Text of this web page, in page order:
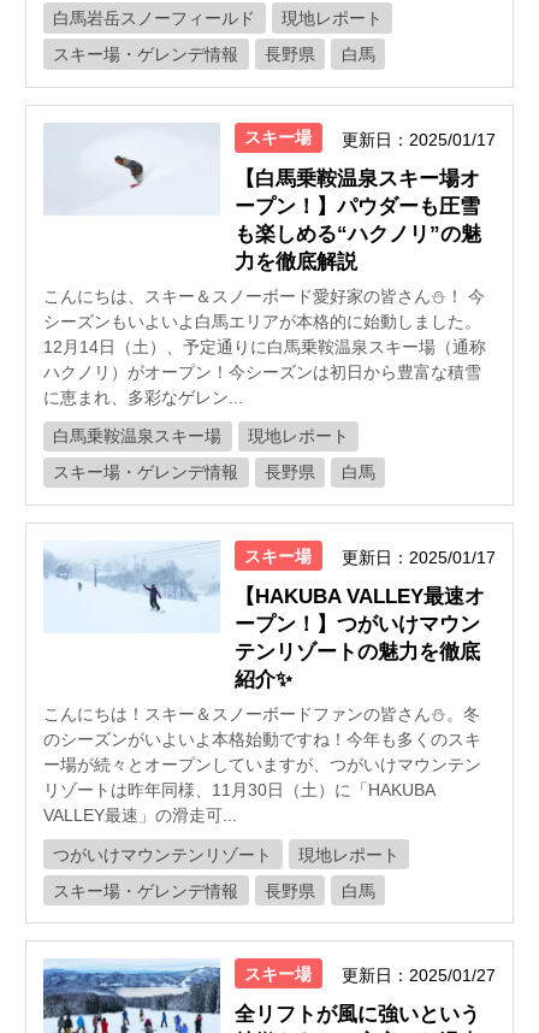
白馬岩岳スノーフィールド
現地レポート
スキー場・ゲレンデ情報
長野県 白馬
スキー場 更新日：2025/01/17
【白馬乗鞍温泉スキー場オ
ープン！】パウダーも圧雪
も楽しめる“ハクノリ”の魅
力を徹底解説
こんにちは、スキー＆スノーボード愛好家の皆さん⛄️！ 今
シーズンもいよいよ白馬エリアが本格的に始動しました。
12月14日（土）、予定通りに白馬乗鞍温泉スキー場（通称
ハクノリ）がオープン！今シーズンは初日から豊富な積雪
に恵まれ、多彩なゲレン...
白馬乗鞍温泉スキー場
現地レポート
スキー場・ゲレンデ情報
長野県 白馬
スキー場 更新日：2025/01/17
【HAKUBA VALLEY最速オ
ープン！】つがいけマウン
テンリゾートの魅力を徹底
紹介✨
こんにちは！スキー＆スノーボードファンの皆さん⛄️。冬
のシーズンがいよいよ本格始動ですね！今年も多くのスキ
ー場が続々とオープンしていますが、つがいけマウンテン
リゾートは昨年同様、11月30日（土）に「HAKUBA
VALLEY最速」の滑走可...
つがいけマウンテンリゾート
現地レポート
スキー場・ゲレンデ情報
長野県 白馬
スキー場 更新日：2025/01/27
全リフトが風に強いという